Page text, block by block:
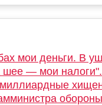
мои деньги. В
шее — мои